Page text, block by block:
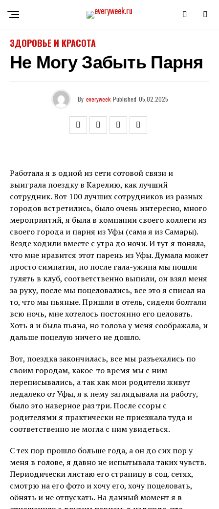
ЗДОРОВЬЕ И КРАСОТА
Не Могу Забыть Парня
By everyweek Published 05.02.2025
Работала я в одной из сети сотовой связи и
выиграла поездку в Карелию, как лучший
сотрудник. Вот 100 лучших сотрудников из разных
городов встретились, было очень интересно, много
мероприятий, я была в компании своего коллеги из
своего города и парня из Уфы (сама я из Самары).
Везде ходили вместе с утра до ночи. И тут я поняла,
что мне нравится этот парень из Уфы. Думала может
просто симпатия, но после гала-ужина мы пошли
гулять в клуб, соответственно выпили, он взял меня
за руку, после мы поцеловались, все это я списал на
то, что мы пьяные. Пришли в отель, сидели болтали
всю ночь, мне хотелось постоянно его целовать.
Хоть я и была пьяна, но голова у меня соображала, и
дальше поцелую ничего не дошло.
Вот, поездка закончилась, все мы разъехались по
своим городам, какое-то время мы с ним
переписывались, а так как мои родители живут
недалеко от Уфы, я к нему заглядывала на работу,
было это наверное раз три. После ссоры с
родителями я практически не приезжала туда и
соответственно не могла с ним увидеться.
С тех пор прошло больше года, а он до сих пор у
меня в голове, я давно не испытывала таких чувств.
Периодически листаю его страницу в соц. сетях,
смотрю на его фото и хочу его, хочу поцеловать,
обнять и не отпускать. На данный момент я в